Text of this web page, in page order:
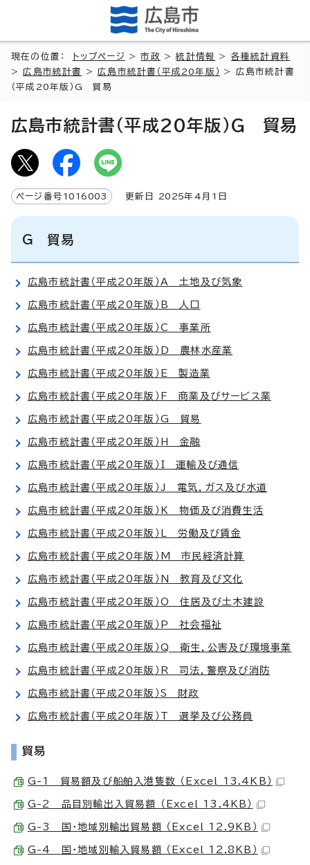
現在の位置： トップページ >市政 >統計情報 > 各種統計資料
>広島市統計書 >広島市統計書（平成20年版）
> 広島市統計書
（平成20年版）G 貿易
広島市統計書（平成20年版）G 貿易
ページ番号 1016003 更新日 2025年4月1日
G 貿易
広島市統計書（平成20年版）A 土地及び気象
広島市統計書（平成20年版）B 人口
広島市統計書（平成20年版）C 事業所
広島市統計書（平成20年版）D 農林水産業
広島市統計書（平成20年版）E 製造業
広島市統計書（平成20年版）F 商業及びサービス業
広島市統計書（平成20年版）G 貿易
広島市統計書（平成20年版）H 金融
広島市統計書（平成20年版）I 運輸及び通信
広島市統計書（平成20年版）J 電気，ガス及び水道
広島市統計書（平成20年版）K 物価及び消費生活
広島市統計書（平成20年版）L 労働及び賃金
広島市統計書（平成20年版）M 市民経済計算
広島市統計書（平成20年版）N 教育及び文化
広島市統計書（平成20年版）O 住居及び土木建設
広島市統計書（平成20年版）P 社会福祉
広島市統計書（平成20年版）Q 衛生，公害及び環境事業
広島市統計書（平成20年版）R 司法，警察及び消防
広島市統計書（平成20年版）S 財政
広島市統計書（平成20年版）T 選挙及び公務員
貿易
G-1 貿易額及び船舶入港隻数 （Excel 13.4KB）
G-2 品目別輸出入貿易額 （Excel 13.4KB）
G-3 国・地域別輸出貿易額 （Excel 12.9KB）
G-4 国・地域別輸入貿易額 （Excel 12.8KB）